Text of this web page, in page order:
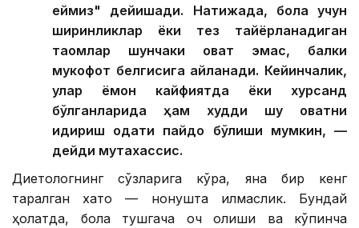
еймиз" дейишади. Натижада, бола учун
ширинликлар ёки тез тайёрланадиган
таомлар шунчаки овқат эмас, балки
мукофот белгисига айланади. Кейинчалик,
улар ёмон кайфиятда ёки хурсанд
бўлганларида ҳам худди шу овқатни
қидириш одати пайдо бўлиши мумкин, —
дейди мутахассис.
Диетологнинг сўзларига кўра, яна бир кенг
тарқалган хато — нонушта қилмаслик. Бундай
ҳолатда, бола тушгача оч қолиши ва кўпинча